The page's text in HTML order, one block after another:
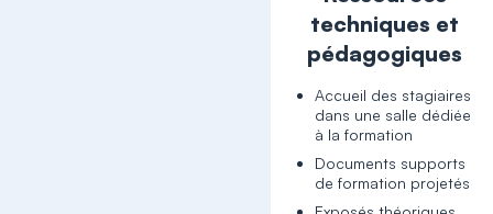
techniques et
pédagogiques
Accueil des stagiaires
dans une salle dédiée
à la formation
Documents supports
de formation projetés